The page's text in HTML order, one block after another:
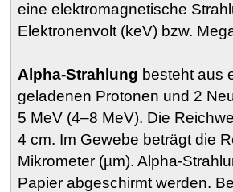
eine elektromagnetische
Elektronenvolt (keV) bzw.
Alpha-Strahlung besteht aus
geladenen Protonen und 2
5 MeV (4–8 MeV). Die
4 cm. Im Gewebe beträgt die
Mikrometer (µm). Alpha-
Papier abgeschirmt werden.